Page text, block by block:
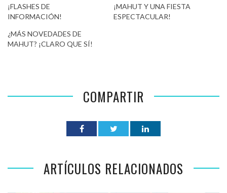
¡FLASHES DE
INFORMACIÓN!
¡MAHUT Y UNA FIESTA
ESPECTACULAR!
¿MÁS NOVEDADES DE
MAHUT? ¡CLARO QUE SÍ!
COMPARTIR
ARTÍCULOS RELACIONADOS